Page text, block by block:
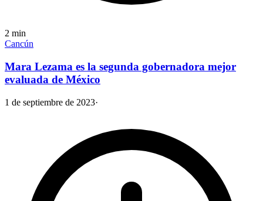
2 min
Cancún
Mara Lezama es la segunda gobernadora mejor
evaluada de México
1 de septiembre de 2023·